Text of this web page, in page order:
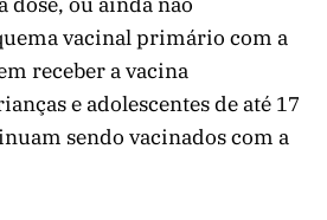
vacinal primário com a
receber a vacina
e adolescentes de até 17
sendo vacinados com a